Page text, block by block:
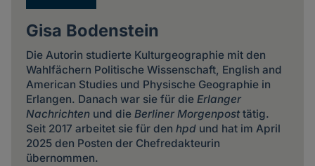
Gisa Bodenstein
Die Autorin studierte Kulturgeographie mit den
Wahlfächern Politische Wissenschaft, English and
American Studies und Physische Geographie in
Erlangen. Danach war sie für die Erlanger
Nachrichtenund die Berliner Morgenposttätig.
Seit 2017 arbeitet sie für den hpdund hat im April
2025 den Posten der Chefredakteurin
übernommen.